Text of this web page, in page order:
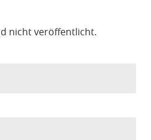
nicht veröffentlicht.